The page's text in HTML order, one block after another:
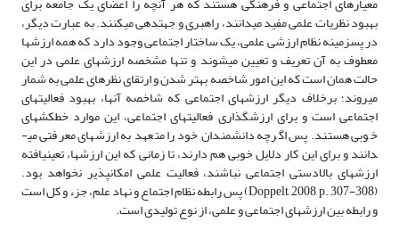
بهبود نظریات علمی مفید می­دانند، راهبری و جهت­دهی می­کنند. به عبارت دیگر،
در پس­زمینه نظام ارزشی علمی، یک ساختار اجتماعی وجود دارد که همه ارزش­ها
معطوف به آن تعریف و تعیین می­شوند و تنها مشخصه ارزش­های علمی در این
حالت همان است که این امور شاخصه بهتر شدن و ارتقای نظرهای علمی به شمار
می­روند؛ برخلاف دیگر ارزش­های اجتماعی که شاخصه آنها، بهبود فعالیت­های
اجتماعی است و برای ارزش­گذاری فعالیت­های اجتماعی، این موارد خط­کش­های
خوبی هستند. پس اگرچه دانشمندان خود را متعهد به ارزش­های معرفتی می­
دانند و برای این کار دلایل خوبی هم دارند، تا زمانی که این ارزش­ها، تعین­یافته
ارزش­های بالادستی اجتماعی نباشند، فعالیت علمی امکان­پذیر نخواهد بود.
(Doppelt, 2008, p. 307-308) پس رابطه نظام اجتماع و نهاد علم، جزء و کل است
و رابطه بین ارزش­های اجتماعی و علمی، از نوع تولیدی است.